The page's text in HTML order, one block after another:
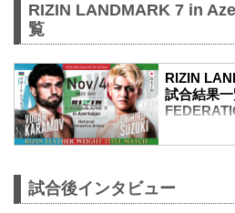
RIZIN LANDMARK 7 in
覧
RIZIN
試合結果
第10試合／
RIZIN MMA
（LOSE）
試合後インタビュー